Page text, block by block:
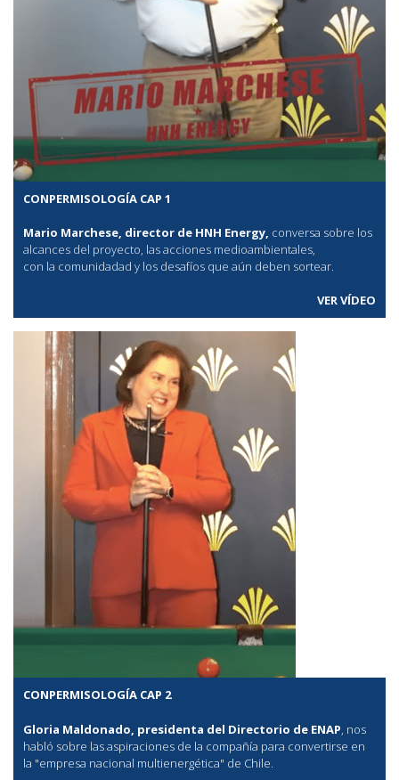
CONPERMISOLOGÍA CAP 1
Mario Marchese, director de HNH Energy, conversa sobre los
alcances del proyecto, las acciones medioambientales,
con la comunidadad y los desafíos que aún deben sortear.
VER VÍDEO
CONPERMISOLOGÍA CAP 2
Gloria Maldonado, presidenta del Directorio de ENAP, nos
habló sobre las aspiraciones de la compañía para convertirse en
la "empresa nacional multienergética" de Chile.